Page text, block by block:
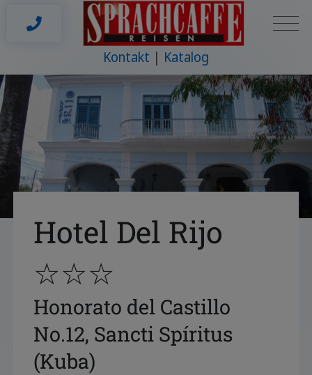
Kontakt Katalog
Hotel Del Rijo
☆☆☆
Honorato del Castillo
No.12, Sancti Spíritus
(Kuba)